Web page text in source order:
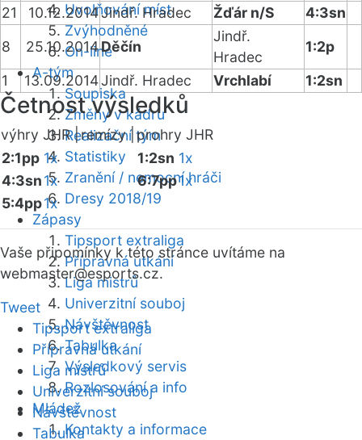
Uvolňování míst
Zvýhodněné
On-line
A-tým
Soupiska
Změny v kádru
Realizační tým
Statistiky
Zranění / nemocní hráči
Dresy 2018/19
Zápasy
Tipsport extraliga
Přípravná utkání
Liga mistrů
Univerzitní souboj
Návštěvnost
Tabulka
Výsledkový servis
Rozlosování a info
Mládež
Kontakty a informace
21
10.12.2014Jindř. Hradec Žďár n/S
4:3sn
8
25.10.2014Děčín
Jindř.
Hradec
1:2p
1
13.09.2014Jindř. Hradec Vrchlabí 1:2sn
Četnost výsledků
výhry JHR |remízy | prohry JHR
2:1pp 1x
4:3sn1x
5:4pp1x
1:2sn 1x
6:7pp1x
Vaše připomínky k této stránce uvítáme na
webmaster@esports.cz.
Tweet
Tipsport extraliga
Přípravná utkání
Liga mistrů
Univerzitní souboj
Návštěvnost
Tabulka